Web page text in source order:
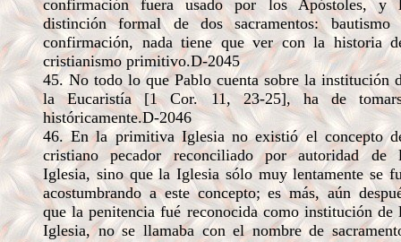
confirmación fuera usado por los Apóstoles, y
distinción formal de dos sacramentos: bautismo
confirmación, nada tiene que ver con la historia
cristianismo primitivo.D-2045
45. No todo lo que Pablo cuenta sobre la institución
la Eucaristía [1 Cor. 11, 23-25], ha de
históricamente.D-2046
46. En la primitiva Iglesia no existió el concepto
cristiano pecador reconciliado por autoridad de
Iglesia, sino que la Iglesia sólo muy lentamente se
acostumbrando a este concepto; es más, aún
que la penitencia fué reconocida como institución de
Iglesia, no se llamaba con el nombre de